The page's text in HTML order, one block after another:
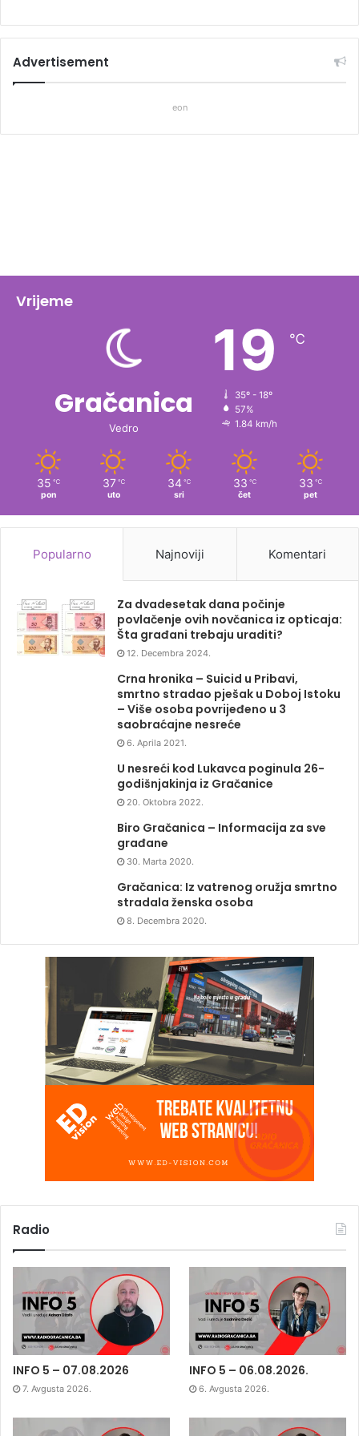
Advertisement
eon
Vrijeme
Gračanica
Vedro
19 ℃
35º - 18º
57%
1.84 km/h
35 ℃
pon
37 ℃
uto
34 ℃
sri
33 ℃
čet
33 ℃
pet
Popularno Najnoviji Komentari
Za dvadesetak dana počinje
povlačenje ovih novčanica iz opticaja:
Šta građani trebaju uraditi?
12. Decembra 2024.
Crna hronika – Suicid u Pribavi,
smrtno stradao pješak u Doboj Istoku
– Više osoba povrijeđeno u 3
saobraćajne nesreće
6. Aprila 2021.
U nesreći kod Lukavca poginula 26-
godišnjakinja iz Gračanice
20. Oktobra 2022.
Biro Gračanica – Informacija za sve
građane
30. Marta 2020.
Gračanica: Iz vatrenog oružja smrtno
stradala ženska osoba
8. Decembra 2020.
Radio
INFO 5 – 07.08.2026
7. Avgusta 2026.
INFO 5 – 06.08.2026.
6. Avgusta 2026.